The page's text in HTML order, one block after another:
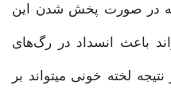
در صورت پخش شدن این
باعث انسداد در رگ‌های
لخته خونی میتواند بر